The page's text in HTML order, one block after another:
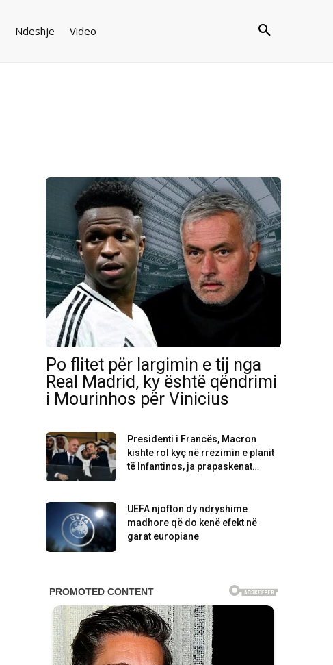
Ndeshje Video
Po flitet për largimin e tij nga
Real Madrid, ky është qëndrimi
i Mourinhos për Vinicius
Presidenti i Francës, Macron
kishte rol kyç në rrëzimin e planit
të Infantinos, ja prapaskenat…
UEFA njofton dy ndryshime
madhore që do kenë efekt në
garat europiane